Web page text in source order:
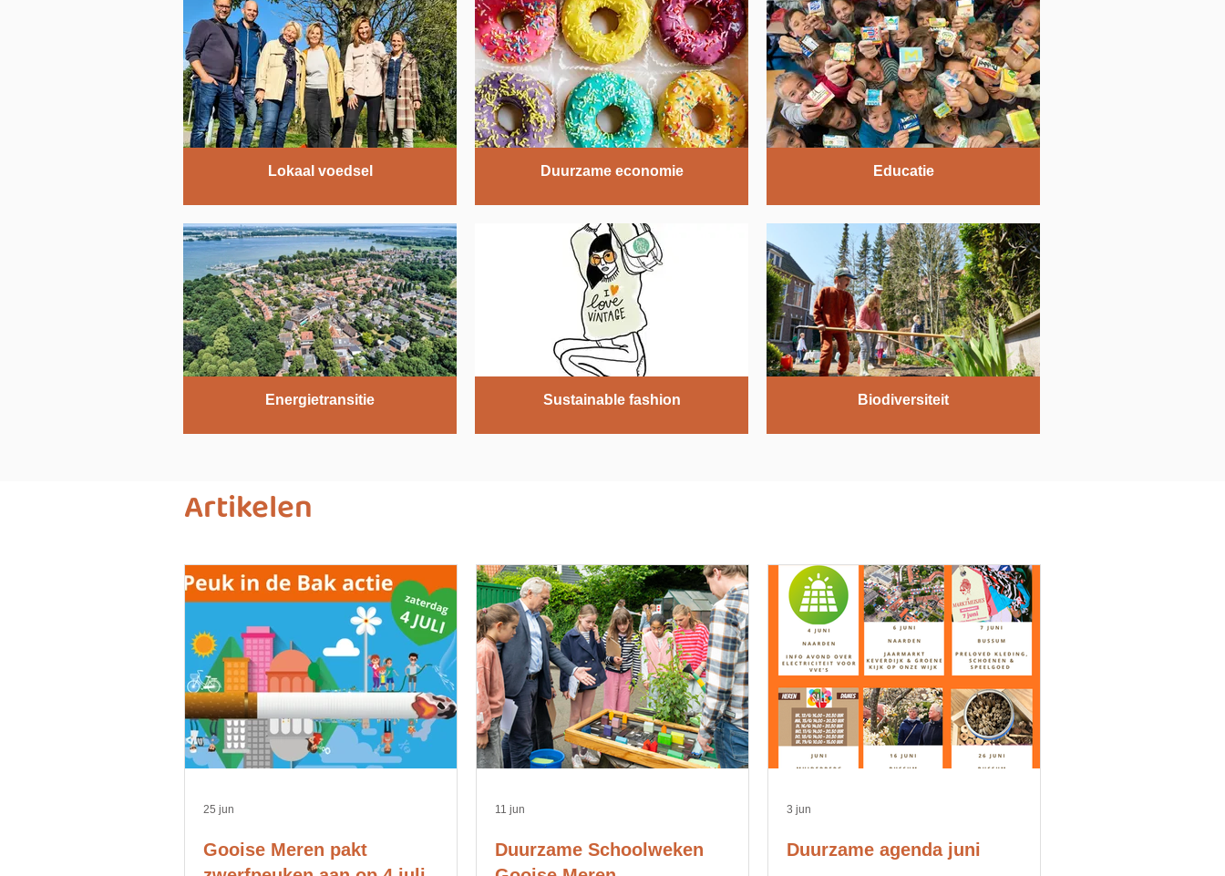
Lokaal voedsel Duurzame economie Educatie
Energietransitie Sustainable fashion Biodiversiteit
Artikelen
Gooise Meren pakt
25 jun
Duurzame Schoolweken
11 jun
Duurzame agenda juni
3 jun